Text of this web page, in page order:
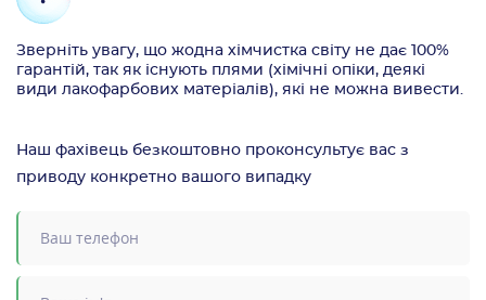
Зверніть увагу, що жодна хімчистка світу не дає 100%
гарантій, так як існують плями (хімічні опіки, деякі
види лакофарбових матеріалів), які не можна вивести.
Наш фахівець безкоштовно проконсультує вас з
приводу конкретно вашого випадку